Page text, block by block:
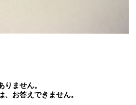
りません。
、お答えできません。